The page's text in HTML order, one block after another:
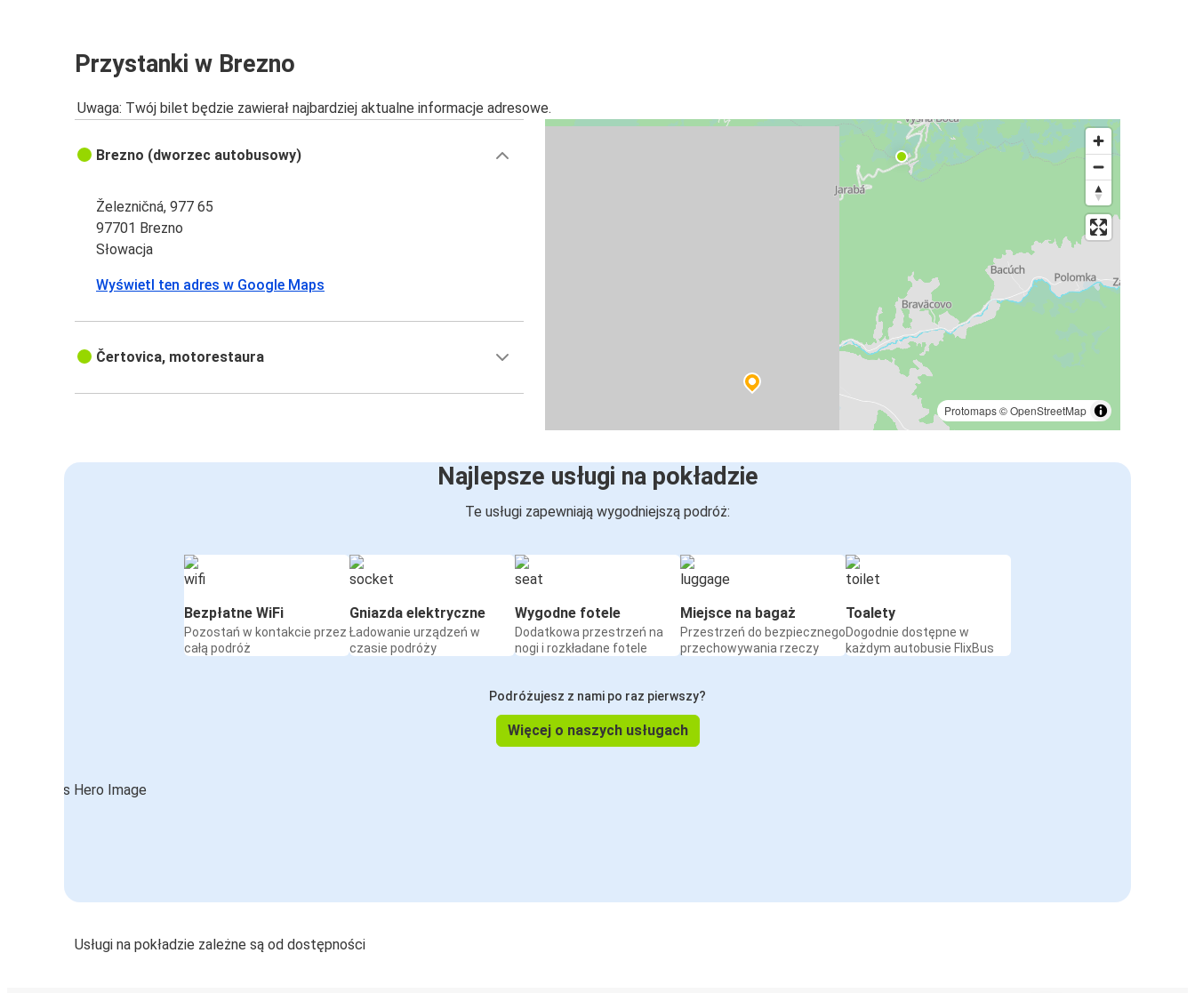
Przystanki w Brezno
Uwaga: Twój bilet będzie zawierał najbardziej aktualne informacje adresowe.
Protomaps©OpenStreetMap
Brezno (dworzec autobusowy)
Železničná, 977 65
97701 Brezno
Słowacja
Wyświetl ten adres w Google Maps
Čertovica, motorestaura
Najlepsze usługi na pokładzie
Te usługi zapewniają wygodniejszą podróż:
Bezpłatne WiFi
Pozostań w kontakcie przez
całą podróż
Gniazda elektryczne
Ładowanie urządzeń w
czasie podróży
Wygodne fotele
Dodatkowa przestrzeń na
nogi i rozkładane fotele
Miejsce na bagaż
Przestrzeń do bezpiecznego
przechowywania rzeczy
Toalety
Dogodnie dostępne w
każdym autobusie FlixBus
Podróżujesz z nami po raz pierwszy?
Więcej o naszych usługach
Usługi na pokładzie zależne są od dostępności